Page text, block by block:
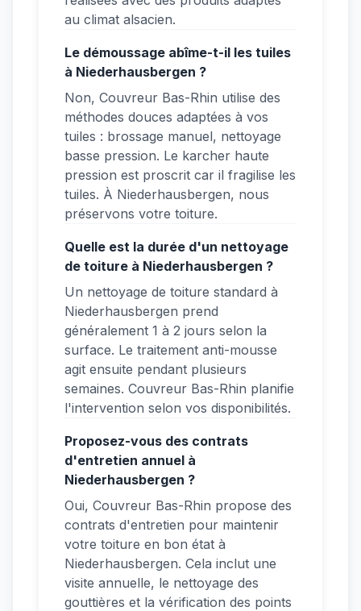
au climat alsacien.
Le démoussage abîme-t-il les tuiles
à Niederhausbergen ?
Non, Couvreur Bas-Rhin utilise des
méthodes douces adaptées à vos
tuiles : brossage manuel, nettoyage
basse pression. Le karcher haute
pression est proscrit car il fragilise les
tuiles. À Niederhausbergen, nous
préservons votre toiture.
Quelle est la durée d'un nettoyage
de toiture à Niederhausbergen ?
Un nettoyage de toiture standard à
Niederhausbergen prend
généralement 1 à 2 jours selon la
surface. Le traitement anti-mousse
agit ensuite pendant plusieurs
semaines. Couvreur Bas-Rhin planifie
l'intervention selon vos disponibilités.
Proposez-vous des contrats
d'entretien annuel à
Niederhausbergen ?
Oui, Couvreur Bas-Rhin propose des
contrats d'entretien pour maintenir
votre toiture en bon état à
Niederhausbergen. Cela inclut une
visite annuelle, le nettoyage des
gouttières et la vérification des points